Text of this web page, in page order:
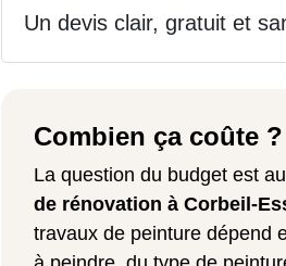
Un devis clair, gratuit et
Combien ça coûte ?
La question du budget est
de rénovation à Corbeil-
travaux de peinture dépend